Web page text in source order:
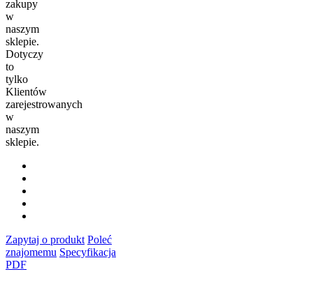
zakupy
w
naszym
sklepie.
Dotyczy
to
tylko
Klientów
zarejestrowanych
w
naszym
sklepie.
Zapytaj o produkt Poleć
znajomemu Specyfikacja
PDF